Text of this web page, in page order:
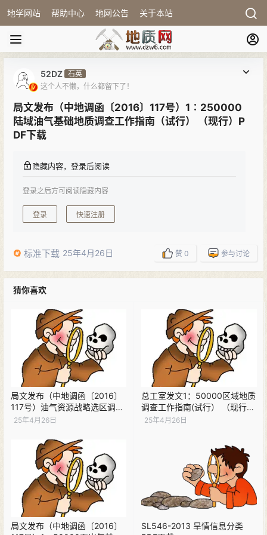
地学网站 帮助中心 地网公告 关于本站
52DZ 石英
这个人不懒，什么都留下了！
局文发布（中地调函〔2016〕117号）1∶250000
陆域油气基础地质调查工作指南（试行） （现行）P
DF下载
隐藏内容，登录后阅读
登录之后方可阅读隐藏内容
登录 快速注册
标准下载 25年4月26日 赞 0 参与讨论
猜你喜欢
局文发布（中地调函〔2016〕
117号）油气资源战略选区调查
与评价工作指南（试行） （现
25年4月26日
总工室发文1：50000区域地质
调查工作指南(试行） （现行）
PDF下载
25年4月26日
局文发布（中地调函〔2016〕
SL546-2013 旱情信息分类